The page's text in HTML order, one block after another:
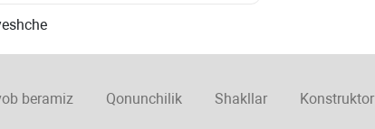
beramiz Qonunchilik Shakllar Konstruktor